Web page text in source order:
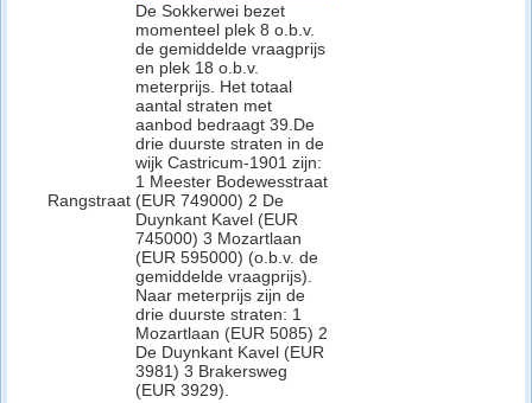
Rangstraat
De Sokkerwei bezet
momenteel plek 8 o.b.v.
de gemiddelde vraagprijs
en plek 18 o.b.v.
meterprijs. Het totaal
aantal straten met
aanbod bedraagt 39.De
drie duurste straten in de
wijk Castricum-1901 zijn:
1 Meester Bodewesstraat
(EUR 749000) 2 De
Duynkant Kavel (EUR
745000) 3 Mozartlaan
(EUR 595000) (o.b.v. de
gemiddelde vraagprijs).
Naar meterprijs zijn de
drie duurste straten: 1
Mozartlaan (EUR 5085) 2
De Duynkant Kavel (EUR
3981) 3 Brakersweg
(EUR 3929).